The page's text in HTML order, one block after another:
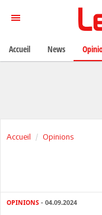
Accueil Opinions
OPINIONS - 04.09.2024
Accueil News